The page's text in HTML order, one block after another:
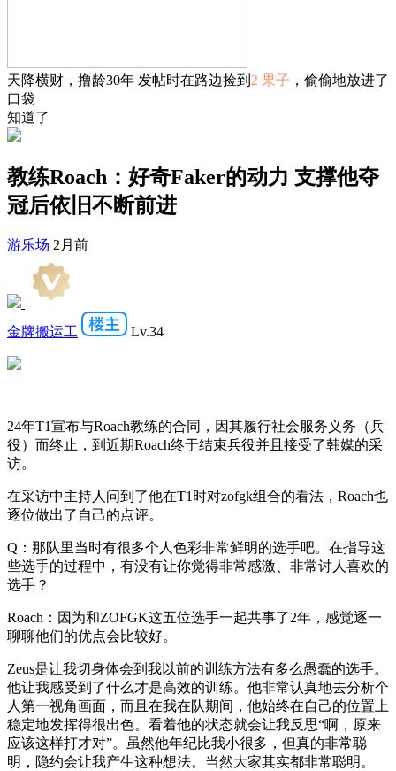
天降横财，撸龄30年 发帖时在路边捡到 2 果子 ，偷偷地放进了
口袋
知道了
教练Roach：好奇Faker的动力 支撑他夺
冠后依旧不断前进
游乐场 2月前
金牌搬运工 Lv.34
24年T1宣布与Roach教练的合同，因其履行社会服务义务（兵
役）而终止，到近期Roach终于结束兵役并且接受了韩媒的采
访。
在采访中主持人问到了他在T1时对zofgk组合的看法，Roach也
逐位做出了自己的点评。
Q：那队里当时有很多个人色彩非常鲜明的选手吧。在指导这
些选手的过程中，有没有让你觉得非常感激、非常讨人喜欢的
选手？
Roach：因为和ZOFGK这五位选手一起共事了2年，感觉逐一
聊聊他们的优点会比较好。
Zeus是让我切身体会到我以前的训练方法有多么愚蠢的选手。
他让我感受到了什么才是高效的训练。他非常认真地去分析个
人第一视角画面，而且在我在队期间，他始终在自己的位置上
稳定地发挥得很出色。看着他的状态就会让我反思“啊，原来
应该这样打才对”。虽然他年纪比我小很多，但真的非常聪
明，隐约会让我产生这种想法。当然大家其实都非常聪明。